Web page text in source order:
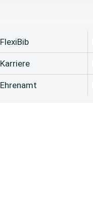
FlexiBib
Karriere
Ehrenamt